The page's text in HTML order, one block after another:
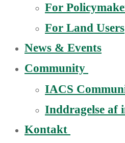
For
For Land Users
News & Events
Community
IACS
Inddragelse af
Kontakt